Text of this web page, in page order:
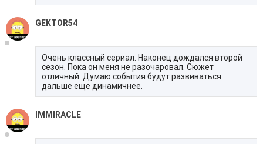
GEKTOR54
Очень классный сериал. Наконец дождался второй
сезон. Пока он меня не разочаровал. Сюжет
отличный. Думаю события будут развиваться
дальше еще динамичнее.
IMMIRACLE